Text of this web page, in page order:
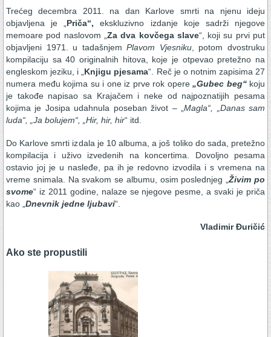
Trećeg decembra 2011. na dan Karlove smrti na njenu ideju
objavljena je „ Priča“, ekskluzivno izdanje koje sadrži njegove
memoare pod naslovom „ Za dva kovčega slave“, koji su prvi put
objavljeni 1971. u tadašnjemPlavom Vjesniku, potom dvostruku
kompilaciju sa 40 originalnih hitova, koje je otpevao pretežno na
engleskom jeziku, i „ Knjigu pjesama“. Reč je o notnim zapisima 27
numera među kojima su i one iz prve rok opere „Gubec beg“koju
je takođe napisao sa Krajačem i neke od najpoznatijih pesama
kojima je Josipa udahnula poseban život – „Magla“, „Danas sam
luda“, „Ja bolujem“, „Hir, hir, hir“ itd.
Do Karlove smrti izdala je 10 albuma, a još toliko do sada, pretežno
kompilacija i uživo izvedenih na koncertima. Dovoljno pesama
ostavio joj je u nasleđe, pa ih je redovno izvodila i s vremena na
vreme snimala. Na svakom se albumu, osim poslednjeg „Živim po
svome“ iz 2011 godine, nalaze se njegove pesme, a svaki je priča
kao „ Dnevnik jedne ljubavi“.
Vladimir Đuričić
Ako ste propustili